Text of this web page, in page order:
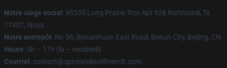
Notre siège social : 95555 Long Prairie Trce Apt 928 Richmond, Tx
77407, Nous
Notre entrepôt: No 36, Beisanhuan East Road, Beitun City, Beijing, CN
Heure: 9h – 17h (lu – vendredi)
Courriel : contact@spiceandwolfmerch.com